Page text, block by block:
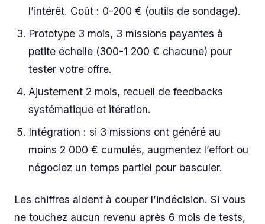
l’intérêt. Coût : 0-200 € (outils de sondage).
Prototype 3 mois, 3 missions payantes à
petite échelle (300-1 200 € chacune) pour
tester votre offre.
Ajustement 2 mois, recueil de feedbacks
systématique et itération.
Intégration : si 3 missions ont généré au
moins 2 000 € cumulés, augmentez l’effort ou
négociez un temps partiel pour basculer.
Les chiffres aident à couper l’indécision. Si vous
ne touchez aucun revenu après 6 mois de tests,